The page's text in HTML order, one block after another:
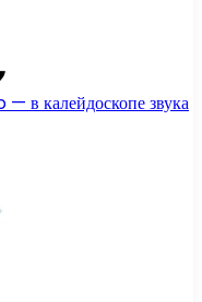
в калейдоскопе звука